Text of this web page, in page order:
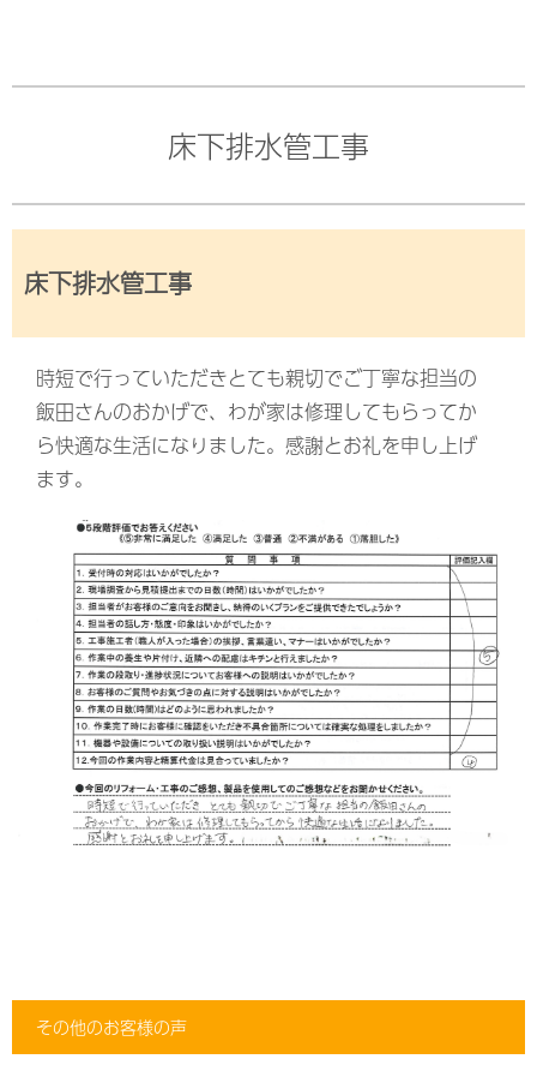
床下排水管工事
床下排水管工事
時短で行っていただきとても親切でご丁寧な担当の
飯田さんのおかげで、わが家は修理してもらってか
ら快適な生活になりました。感謝とお礼を申し上げ
ます。
その他のお客様の声